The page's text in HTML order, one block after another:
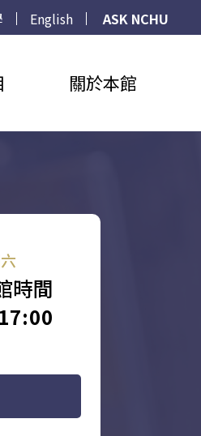
English
ASK NCHU
關於本館
時間